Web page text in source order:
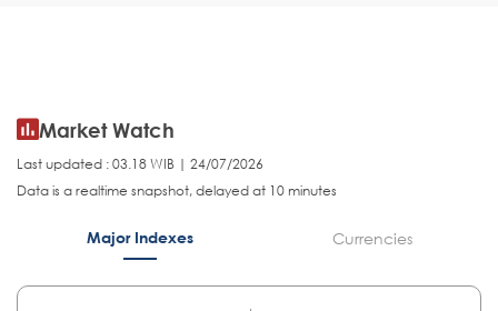
Market Watch
Last updated : 03.18 WIB | 24/07/2026
Data is a realtime snapshot, delayed at 10 minutes
Major Indexes Currencies